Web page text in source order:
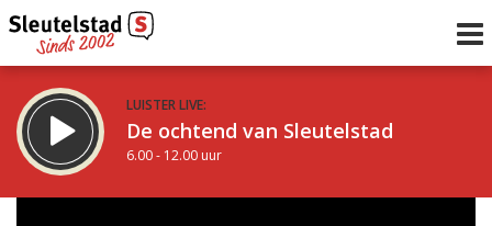
LUISTER LIVE:
De ochtend van Sleutelstad
6.00 - 12.00 uur